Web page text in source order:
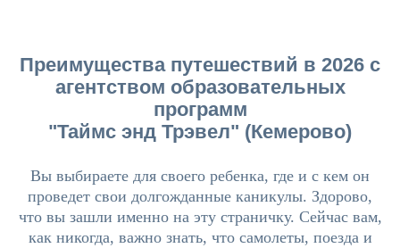
Преимущества путешествий в 2026 с
агентством образовательных
программ
"Таймс энд Трэвел" (Кемерово)
Вы выбираете для своего ребенка, где и с кем он
проведет свои долгожданные каникулы. Здорово,
что вы зашли именно на эту страничку. Сейчас вам,
как никогда, важно знать, что самолеты, поезда и